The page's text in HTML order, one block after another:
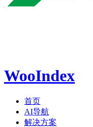
WooIndex
首页
AI导航
解决方案